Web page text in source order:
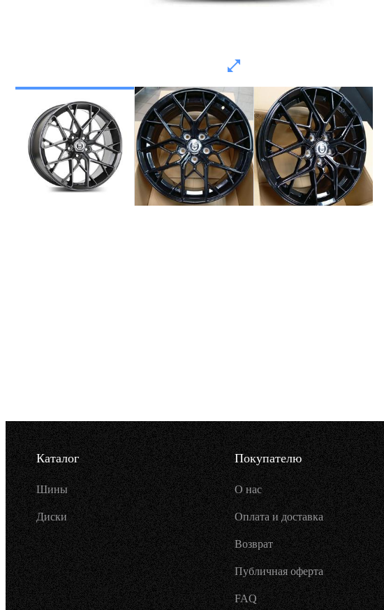
Каталог
Шины
Диски
Покупателю
О нас
Оплата и доставка
Возврат
Публичная оферта
FAQ